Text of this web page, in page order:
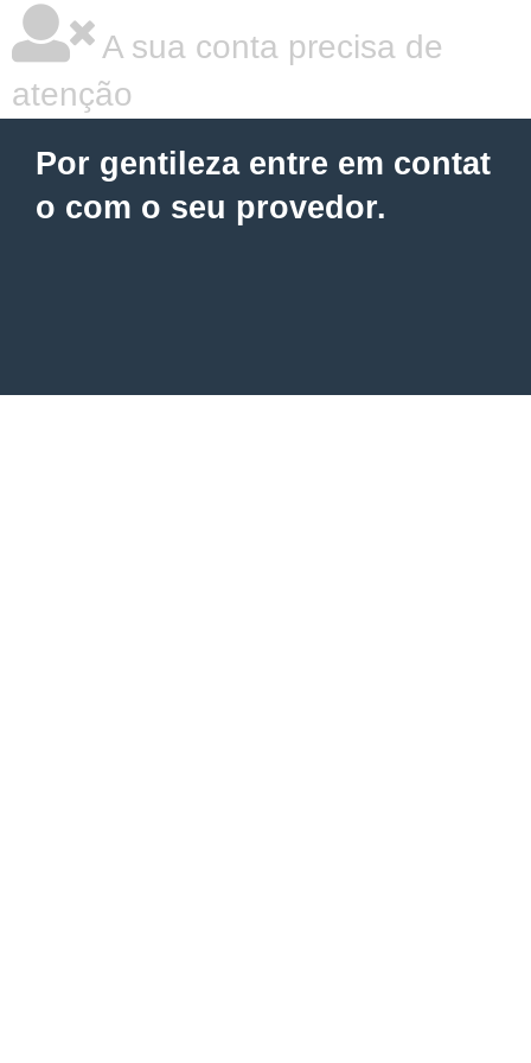
A sua conta precisa de
atenção
Por gentileza entre em contat
o com o seu provedor.